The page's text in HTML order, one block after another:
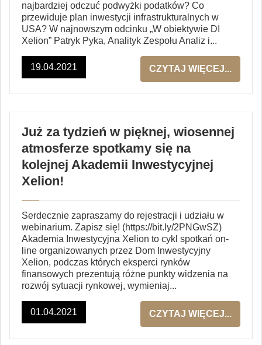
najbardziej odczuć podwyżki podatków? Co
przewiduje plan inwestycji infrastrukturalnych w
USA? W najnowszym odcinku „W obiektywie DI
Xelion” Patryk Pyka, Analityk Zespołu Analiz i...
19.04.2021 CZYTAJ WIĘCEJ...
Już za tydzień w pięknej, wiosennej
atmosferze spotkamy się na
kolejnej Akademii Inwestycyjnej
Xelion!
Serdecznie zapraszamy do rejestracji i udziału w
webinarium. Zapisz się! (https://bit.ly/2PNGwSZ)
Akademia Inwestycyjna Xelion to cykl spotkań on-
line organizowanych przez Dom Inwestycyjny
Xelion, podczas których eksperci rynków
finansowych prezentują różne punkty widzenia na
rozwój sytuacji rynkowej, wymieniaj...
01.04.2021 CZYTAJ WIĘCEJ...